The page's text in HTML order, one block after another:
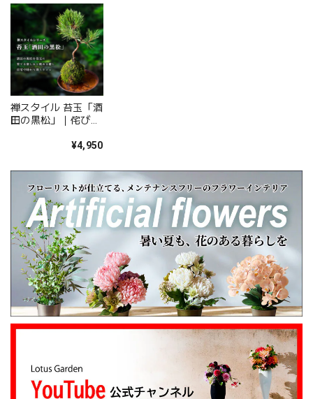
このたびは大切なご友人への贈り物に、当店の
お花をお選びいただき誠にありがとうございま
した。 また、ご友人にもお喜びいただけたとの
こと、そしてお送りしたアレンジメントを「立
派」とお褒めいただき、大変嬉しく拝見しまし
た。 配送についてもご満足いただけたようで何
よりです。 温かいお言葉を励みに、これからも
のご利用を心よりお待ちしております。 このた
心を伝える花 キモチ 「ありがとう ARIGATO」 6600
姉の誕生日に花束を注文しました。 予め希望やイメージを
伝えたところ、レアなバラを入れて下さり、ワンランクアッ
プでハイセンスな華やかな花束を作ってくださいました。
姉も大変喜んでくれて、大満足です。 また、お願いしま
す。 安心してお願いできるお花屋さんです。
大変嬉しいレビューありがとうございます。 お
姉さんも喜んでくださり安心しました。 また、
禅スタイル 苔玉「酒
田の黒松」｜侘び寂
¥4,950